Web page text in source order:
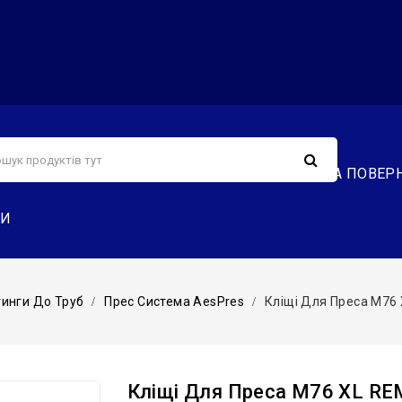
ОБМІН ТА
До Труб Прес Система AesPres Кліщі Для Преса M76
Кліщі Для Преса M76 XL